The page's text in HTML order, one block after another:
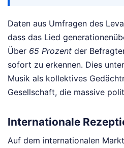
Daten aus Umfragen des
dass das Lied
Über 65 Prozent der
sofort zu erkennen. Dies
Musik als kollektives
Gesellschaft, die massive
Internationale
Auf dem internationalen